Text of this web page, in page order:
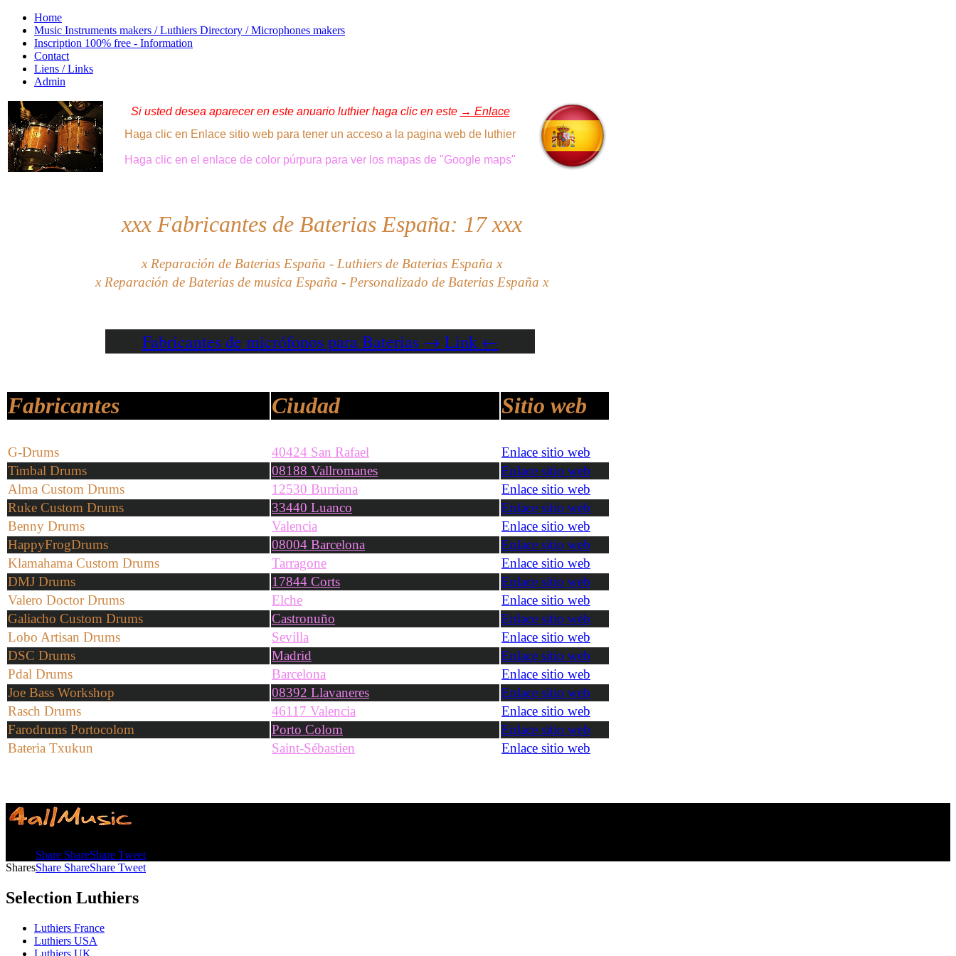
Home
Music Instruments makers / Luthiers Directory / Microphones makers
Inscription 100% free - Information
Contact
Liens / Links
Admin
Si usted desea aparecer en este anuario luthier haga clic en este → Enlace
Haga clic en Enlace sitio web para tener un acceso a la pagina web de luthier
Haga clic en el enlace de color púrpura para ver los mapas de "Google maps"
xxx Fabricantes de Baterias España: 17xxx
x Reparación de Baterias España - Luthiers de Baterias España x
x Reparación de Baterias de musica España - Personalizado de Baterias España x
Fabricantes de micrófonos para Baterias → Link ←
Fabricantes Ciudad Sitio web
G-Drums 40424 San Rafael
Enlace sitio web
Timbal Drums
08188 Vallromanes
Enlace sitio web
Alma Custom Drums
12530 Burriana
Enlace sitio web
Ruke Custom Drums
33440 Luanco
Enlace sitio web
Benny Drums
Valencia
Enlace sitio web
HappyFrogDrums
08004 Barcelona
Enlace sitio web
Klamahama Custom Drums
Tarragone
Enlace sitio web
DMJ Drums
17844 Corts
Enlace sitio web
Valero Doctor Drums
Elche
Enlace sitio web
Galiacho Custom Drums
Castronuño
Enlace sitio web
Lobo Artisan Drums
Sevilla
Enlace sitio web
DSC Drums
Madrid
Enlace sitio web
Pdal Drums
Barcelona
Enlace sitio web
Joe Bass Workshop
08392 Llavaneres
Enlace sitio web
Rasch Drums
46117 Valencia
Enlace sitio web
Farodrums Portocolom
Porto Colom
Enlace sitio web
Bateria Txukun
Saint-Sébastien Enlace sitio web
Share ShareShare Tweet
SharesShare ShareShare Tweet
Selection Luthiers
Luthiers France
Luthiers USA